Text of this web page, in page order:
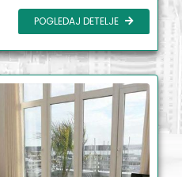
POGLEDAJ DETELJE